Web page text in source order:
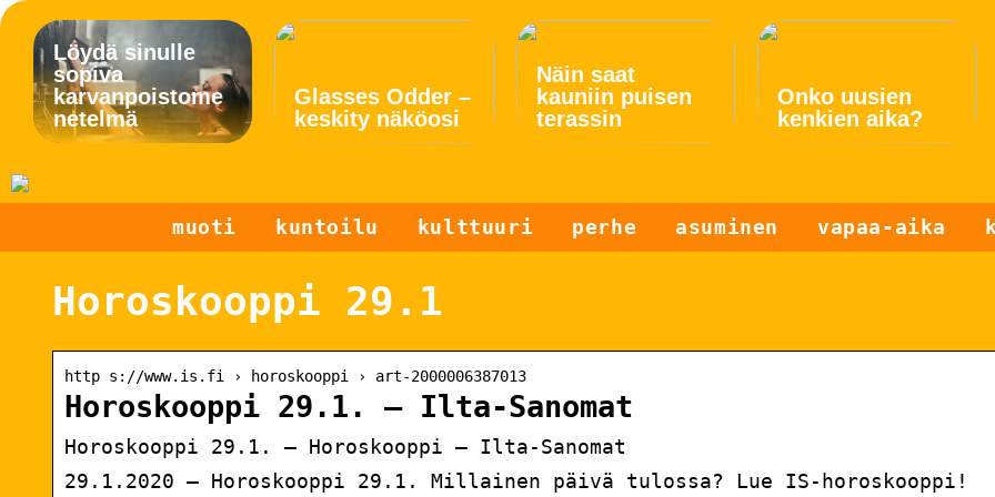
Löydä sinulle
sopiva
karvanpoistome
netelmä
Glasses Odder –
keskity näköosi
Näin saat
kauniin puisen
terassin
Onko uusien
kenkien aika?
muoti kuntoilu kulttuuri perhe asuminen vapaa-aika
Horoskooppi 29.1
http s://www.is.fi › horoskooppi › art-2000006387013
Horoskooppi 29.1. – Ilta-Sanomat
Horoskooppi 29.1. – Horoskooppi – Ilta-Sanomat
29.1.2020 — Horoskooppi 29.1. Millainen päivä tulossa? Lue IS-horoskooppi!